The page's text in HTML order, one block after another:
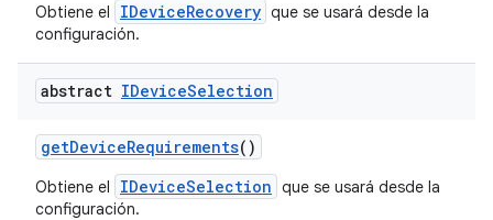
Obtiene el IDeviceRecovery que se usará desde la
configuración.
abstract IDeviceSelection
getDeviceRequirements()
Obtiene el IDeviceSelection que se usará desde la
configuración.